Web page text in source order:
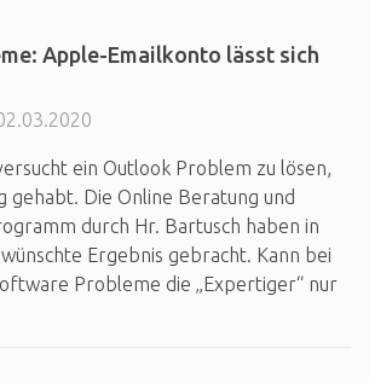
Apple-Emailkonto lässt sich
ein Outlook Problem zu lösen,
gehabt. Die Online Beratung und
durch Hr. Bartusch haben in
Ergebnis gebracht. Kann bei
Probleme die „Expertiger“ nur